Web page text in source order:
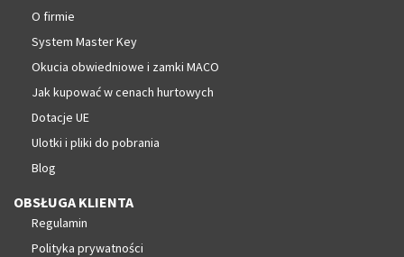
O firmie
System Master Key
Okucia obwiedniowe i zamki MACO
Jak kupować w cenach hurtowych
Dotacje UE
Ulotki i pliki do pobrania
Blog
OBSŁUGA KLIENTA
Regulamin
Polityka prywatności